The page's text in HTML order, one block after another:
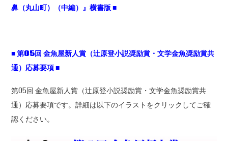
鼻（丸山町）（中編）』横書版 ■
■第05回金魚屋新人賞（辻原登小説奨励賞・文学金魚奨励賞共
通）応募要項■
第05回 金魚屋新人賞（辻原登小説奨励賞・文学金魚奨励賞共
通）応募要項です。詳細は以下のイラストをクリックしてご確
認ください。